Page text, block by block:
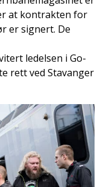
at kontrakten for
er signert. De
ledelsen i Go-
rett ved Stavanger